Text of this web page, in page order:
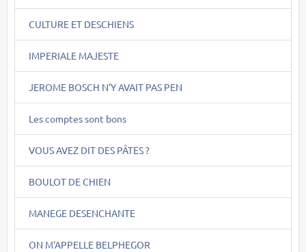
CULTURE ET DESCHIENS
IMPERIALE MAJESTE
JEROME BOSCH N'Y AVAIT PAS PEN
Les comptes sont bons
VOUS AVEZ DIT DES PÂTES ?
BOULOT DE CHIEN
MANEGE DESENCHANTE
ON M'APPELLE BELPHEGOR